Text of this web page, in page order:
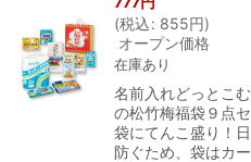
(税込: 855円)
オープン価格
在庫あり
名前入れどっとこ
の松竹梅福袋９点
袋にてんこ盛り！
防ぐため、袋はカ